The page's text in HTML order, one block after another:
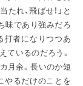
れ、飛ばせ！」と
味であり強みだろ
打者になりつつあ
ているのだろう。
月余。長いのか短
やるだけのことを